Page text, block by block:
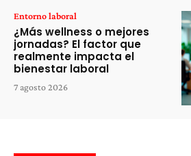
Entorno laboral
¿Más wellness o mejores
jornadas? El factor que
realmente impacta el
bienestar laboral
7 agosto 2026